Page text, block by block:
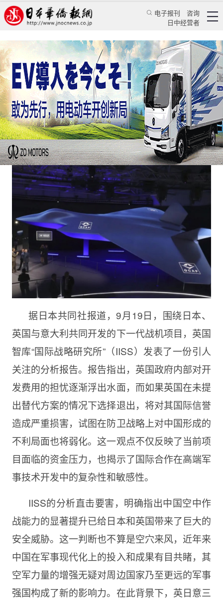
电子报刊
咨询
日中经营者
英国又要在英日意联合开发下一代战机中玩退出
蒋丰 日本新闻 政治焦点
日本华侨报 2024/9/24 14:02:41
据日本共同社报道，9月19日，围绕日本、
英国与意大利共同开发的下一代战机项目，英国
智库“国际战略研究所”（IISS）发表了一份引人
关注的分析报告。报告指出，英国政府内部对开
发费用的担忧逐渐浮出水面，而如果英国在未提
出替代方案的情况下选择退出，将对其国际信誉
造成严重损害，试图在防卫战略上对中国形成的
不利局面也将弱化。这一观点不仅反映了当前项
目面临的资金压力，也揭示了国际合作在高端军
事技术开发中的复杂性和敏感性。
IISS的分析直击要害，明确指出中国空中作
战能力的显著提升已给日本和英国带来了巨大的
安全威胁。这一判断也不算是空穴来风，近年来
中国在军事现代化上的投入和成果有目共睹，其
空军力量的增强无疑对周边国家乃至更远的军事
强国构成了新的影响力。在此背景下，英日意三